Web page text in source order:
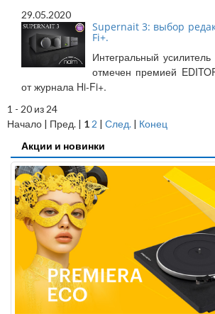
29.05.2020
Supernait 3: выбор
Fi+.
Интегральный
отмечен премией
от журнала Hi-Fi+.
1 - 20 из 24
Начало | Пред. | 1 2 | След. | Конец
Акции и новинки